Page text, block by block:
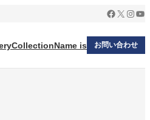
Facebook
X
CollectionName is お問い合わせ